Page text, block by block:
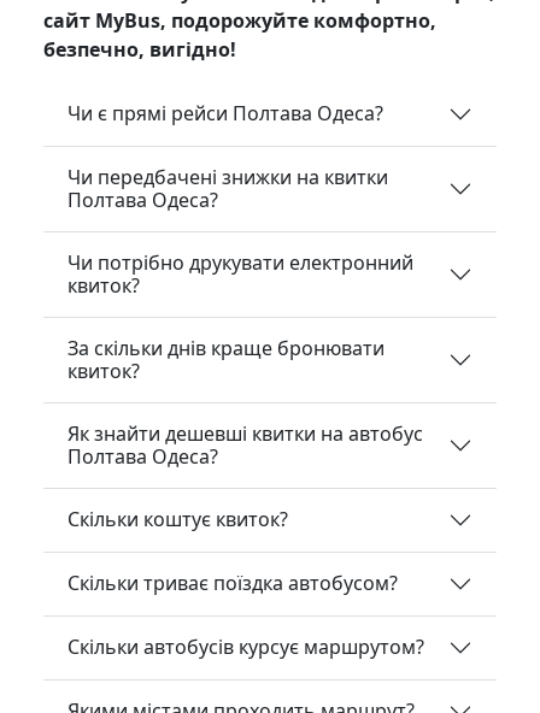
сайт MyBus, подорожуйте комфортно,
безпечно, вигідно!
Чи є прямі рейси Полтава Одеса?
Чи передбачені знижки на квитки
Полтава Одеса?
Чи потрібно друкувати електронний
квиток?
За скільки днів краще бронювати
квиток?
Як знайти дешевші квитки на автобус
Полтава Одеса?
Скільки коштує квиток?
Скільки триває поїздка автобусом?
Скільки автобусів курсує маршрутом?